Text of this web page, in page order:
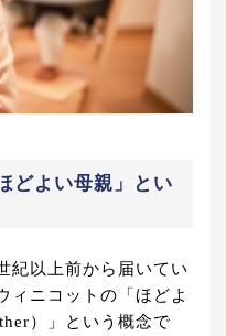
どよい母親」とい
紀以上前から届いてい
ィニコットの「ほどよ
）」という概念で